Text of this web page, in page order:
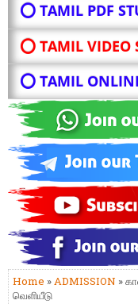
⭕ TAMIL PDF
⭕ TAMIL VIDEO
⭕ TAMIL
Home »ADMISSION »
வெளியீடு